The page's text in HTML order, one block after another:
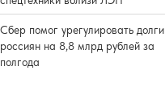
Сбер помог урегулировать долги
россиян на 8,8 млрд рублей за
полгода